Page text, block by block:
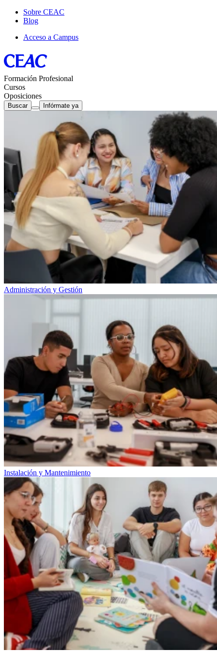
Sobre CEAC
Blog
Acceso a Campus
Formación Profesional
Cursos
Oposiciones
Buscar Infórmate ya
Administración y Gestión
Instalación y Mantenimiento